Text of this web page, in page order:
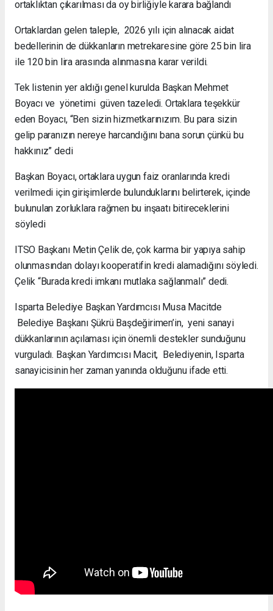
ortaklıktan çıkarılması da oy birliğiyle karara bağlandı
Ortaklardan gelen taleple, 2026 yılı için alınacak aidat
bedellerinin de dükkanların metrekaresine göre 25 bin lira
ile 120 bin lira arasında alınmasına karar verildi.
Tek listenin yer aldığı genel kurulda Başkan Mehmet
Boyacı ve yönetimi güven tazeledi. Ortaklara teşekkür
eden Boyacı, “Ben sizin hizmetkarınızım. Bu para sizin
gelip paranızın nereye harcandığını bana sorun çünkü bu
hakkınız” dedi
Başkan Boyacı, ortaklara uygun faiz oranlarında kredi
verilmedi için girişimlerde bulunduklarını belirterek, içinde
bulunulan zorluklara rağmen bu inşaatı bitireceklerini
söyledi
ITSO Başkanı Metin Çelik de, çok karma bir yapıya sahip
olunmasından dolayı kooperatifin kredi alamadığını söyledi.
Çelik “Burada kredi imkanı mutlaka sağlanmalı” dedi.
Isparta Belediye Başkan Yardımcısı Musa Macitde
Belediye Başkanı Şükrü Başdeğirimen’in, yeni sanayi
dükkanlarının açılaması için önemli destekler sunduğunu
vurguladı. Başkan Yardımcısı Macit, Belediyenin, Isparta
sanayicisinin her zaman yanında olduğunu ifade etti.